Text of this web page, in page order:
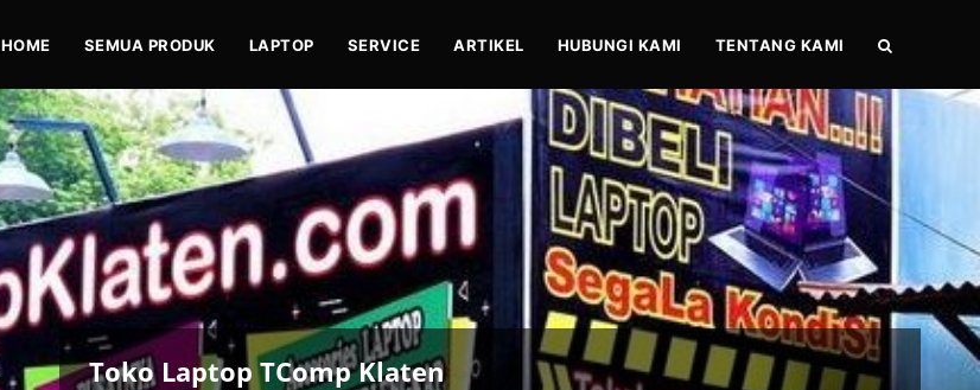
TENTANG KAMI
HUBUNGI KAMI
ARTIKEL
SERVICE
LAPTOP
SEMUA PRODUK
HOME
Toko Laptop TComp Klaten